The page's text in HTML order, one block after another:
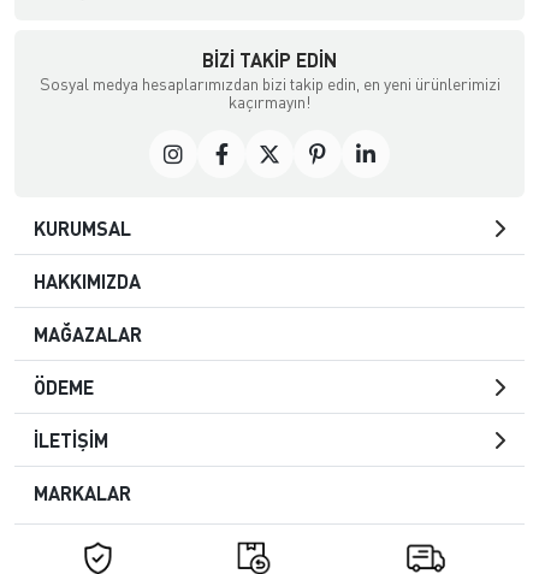
BIZI TAKIP EDIN
Sosyal medya hesaplarımızdan bizi takip edin, en yeni ürünlerimizi
kaçırmayın!
KURUMSAL
HAKKIMIZDA
MAĞAZALAR
ÖDEME
İLETİŞİM
MARKALAR